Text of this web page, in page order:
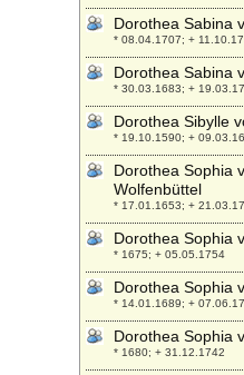
Dorothea Sabina
* 08.04.1707; +
Dorothea Sabina
* 30.03.1683; +
Dorothea Sibylle
* 19.10.1590; +
Dorothea Sophia
Wolfenbüttel
* 17.01.1653; +
Dorothea Sophia
* 1675; + 05.05.1754
Dorothea Sophia
* 14.01.1689; +
Dorothea Sophia
* 1680; + 31.12.1742